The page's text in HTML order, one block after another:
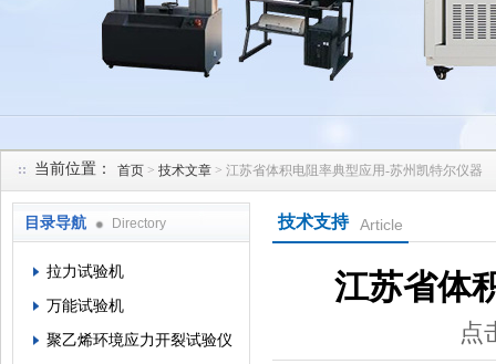
当前位置： 首页 > 技术文章 > 江苏省体积电阻率典型应用-苏州凯特尔仪器
目录导航 Directory
拉力试验机
万能试验机
聚乙烯环境应力开裂试验仪
技术支持 Article
江苏省体
点